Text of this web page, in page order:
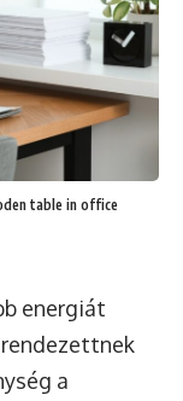
table in office
energiát
rendezettnek
a